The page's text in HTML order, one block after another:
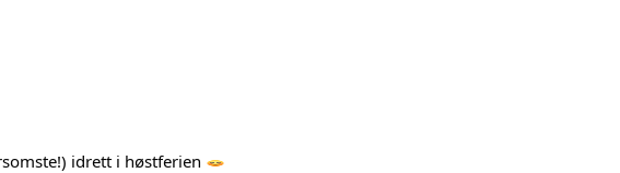
idrett i høstferien